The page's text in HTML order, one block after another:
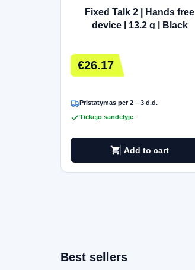
Fixed Talk 2 | Hands free
device | 13.2 g | Black
€26.17
Pristatymas per 2 – 3 d.d.
Tiekėjo sandėlyje
shopping_cart Add to cart
Best sellers